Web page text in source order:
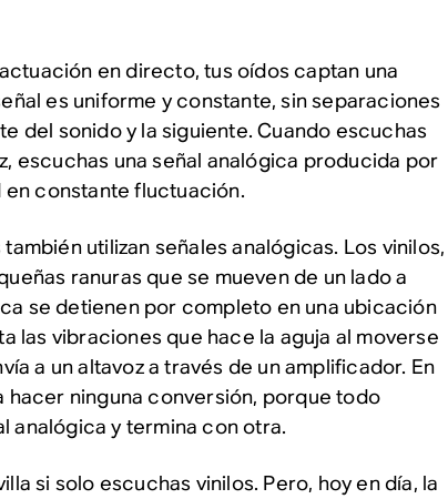
en directo, tus oídos captan una
es uniforme y constante, sin separaciones
del sonido y la siguiente. Cuando escuchas
escuchas una señal analógica producida por
constante fluctuación.
utilizan señales analógicas. Los vinilos,
ranuras que se mueven de un lado a
se detienen por completo en una ubicación
las vibraciones que hace la aguja al moverse
a un altavoz a través de un amplificador. En
hacer ninguna conversión, porque todo
analógica y termina con otra.
si solo escuchas vinilos. Pero, hoy en día, la